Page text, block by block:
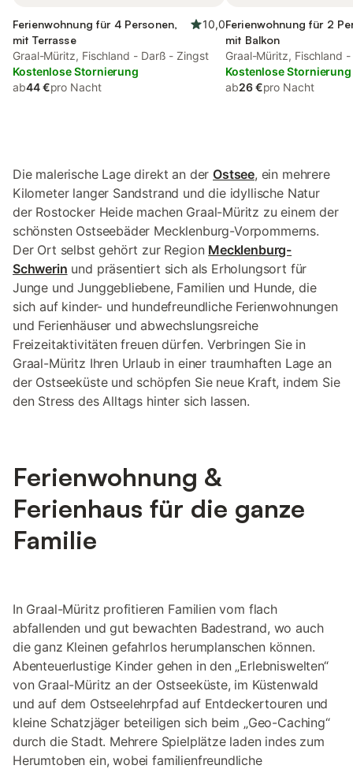
Ferienwohnung für 4 Personen,
mit Terrasse
10,0
Graal-Müritz, Fischland - Darß - Zingst
Kostenlose Stornierung
ab44 €pro Nacht
Ferienwohnung für 2
mit Balkon
Graal-Müritz, Fischland
Kostenlose Stornierung
ab26 €pro Nacht
Die malerische Lage direkt an der Ostsee, ein mehrere
Kilometer langer Sandstrand und die idyllische Natur
der Rostocker Heide machen Graal-Müritz zu einem der
schönsten Ostseebäder Mecklenburg-Vorpommerns.
Der Ort selbst gehört zur Region Mecklenburg-
Schwerin und präsentiert sich als Erholungsort für
Junge und Junggebliebene, Familien und Hunde, die
sich auf kinder- und hundefreundliche Ferienwohnungen
und Ferienhäuser und abwechslungsreiche
Freizeitaktivitäten freuen dürfen. Verbringen Sie in
Graal-Müritz Ihren Urlaub in einer traumhaften Lage an
der Ostseeküste und schöpfen Sie neue Kraft, indem Sie
den Stress des Alltags hinter sich lassen.
Ferienwohnung &
Ferienhaus für die ganze
Familie
In Graal-Müritz profitieren Familien vom flach
abfallenden und gut bewachten Badestrand, wo auch
die ganz Kleinen gefahrlos herumplanschen können.
Abenteuerlustige Kinder gehen in den „Erlebniswelten“
von Graal-Müritz an der Ostseeküste, im Küstenwald
und auf dem Ostseelehrpfad auf Entdeckertouren und
kleine Schatzjäger beteiligen sich beim „Geo-Caching“
durch die Stadt. Mehrere Spielplätze laden indes zum
Herumtoben ein, wobei familienfreundliche